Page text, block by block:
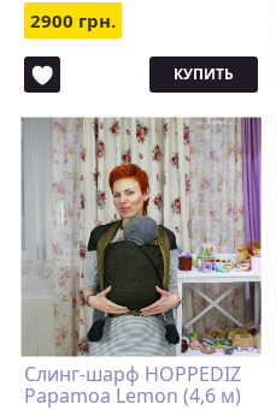
2900 грн.
КУПИТЬ
Слинг-шарф HOPPEDIZ
Papamoa Lemon (4,6 м)